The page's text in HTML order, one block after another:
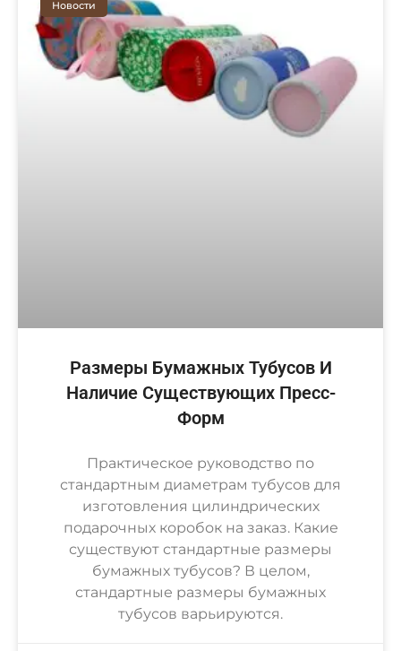
Новости
Размеры Бумажных Тубусов И
Наличие Существующих Пресс-
Форм
Практическое руководство по
стандартным диаметрам тубусов для
изготовления цилиндрических
подарочных коробок на заказ. Какие
существуют стандартные размеры
бумажных тубусов? В целом,
стандартные размеры бумажных
тубусов варьируются.